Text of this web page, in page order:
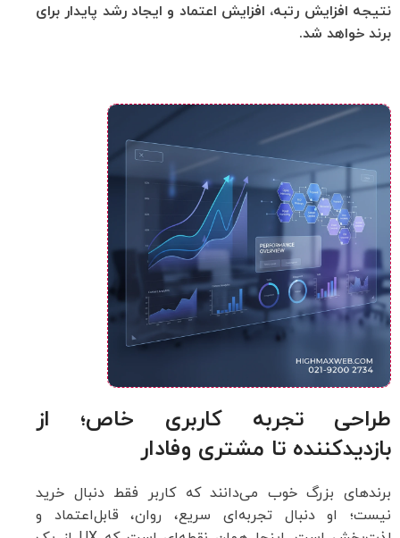
نتیجه افزایش رتبه، افزایش اعتماد و ایجاد رشد پایدار برای
برند خواهد شد.
طراحی تجربه کاربری خاص؛ از
بازدیدکننده تا مشتری وفادار
برندهای بزرگ خوب می‌دانند که کاربر فقط دنبال خرید
نیست؛ او دنبال تجربه‌ای سریع، روان، قابل‌اعتماد و